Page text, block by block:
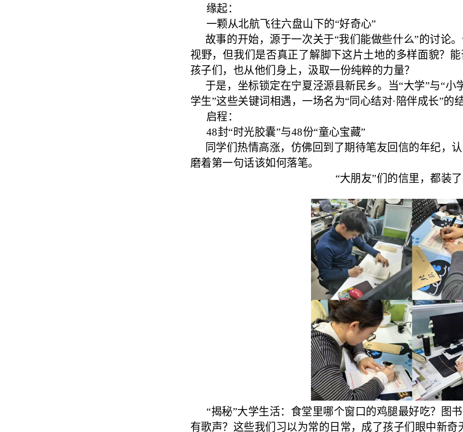
缘起：
一颗从北航飞往六盘山下的“好奇心”
故事的开始，源于一次关于“我们能做些什么”的讨论
视野，但我们是否真正了解脚下这片土地的多样面貌？能
孩子们 ，也从他们身上，汲取一份纯粹的力量？
于是，坐标锁定在宁夏泾源县新民乡。当“大学”与“小
学生”这些关键词相遇，一场名为“同心结对·陪伴成长”的
启程：
48封“时光胶囊”与48份“童心宝藏”
同学们热情高涨，仿佛回到了期待笔友回信的年纪，
磨着第一句话该如何落笔。
“大朋友”们的信里，都装了
“揭秘”大学生活：食堂里哪个窗口的鸡腿最好吃？图
有歌声？这些我们习以为常的日常，成了孩子们眼中新奇